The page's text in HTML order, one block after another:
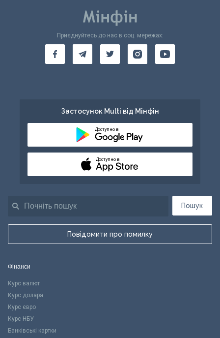
Пошук
Повідомити про помилку
Приєднуйтесь до нас в соц. мережах:
Застосунок Multi від Мінфін
Доступно в
Доступно в
Фінанси
Курс валют
Курс долара
Курс євро
Курс НБУ
Банківські картки